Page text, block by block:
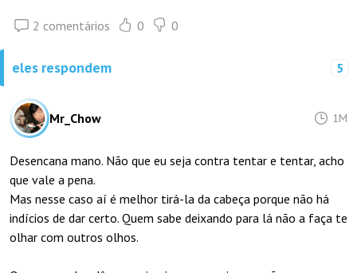
2 comentários 0 0
eles respondem 5
Mr_Chow 1M
Desencana mano. Não que eu seja contra tentar e tentar, acho
que vale a pena.
Mas nesse caso aí é melhor tirá-la da cabeça porque não há
indícios de dar certo. Quem sabe deixando para lá não a faça te
olhar com outros olhos.